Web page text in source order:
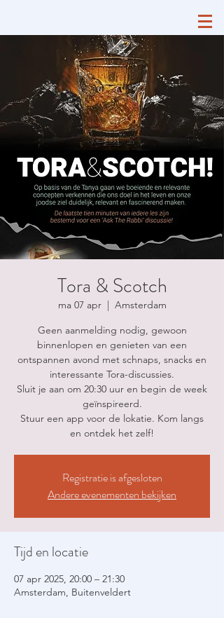
Tora & Scotch
ma 07 apr
  |
Amsterdam
Geen aanmelding nodig, gewoon
binnenlopen en genieten van een
ontspannen avond met schnaps, snacks en
interessante Tora-discussies.
Sluit je aan om 20:30 uur en begin de week
geïnspireerd.
Stuur een app voor de lokatie. Kom langs
en ontdek het zelf!
Registratie is afgesloten
Andere evenementen bekijken
Tijd en locatie
07 apr 2025, 20:00 – 21:30
Amsterdam, Buitenveldert